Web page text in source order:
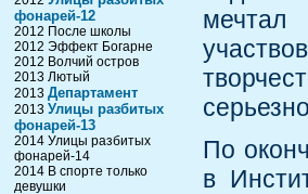
фонарей-12
2012 После школы
2012 Эффект Богарне
2012 Волчий остров
2013 Лютый
2013 Департамент
2013 Улицы разбитых
фонарей-13
2014 Улицы разбитых
фонарей-14
2014 В спорте только
девушки
мечтал
По
в